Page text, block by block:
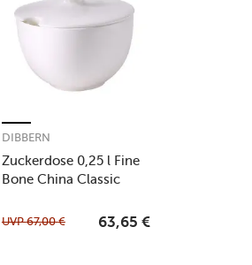
Zuckerdose 0,25 l Fine
Bone China Classic
DIBBERN
UVP67,00 € 63,65 €